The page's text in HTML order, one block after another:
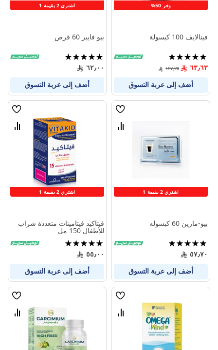
وفر 50%
فيتالايف 100 كبسولة
تقييم:
100%
٦٣٫٦٣ ١٢٧٫٢٥
أضف إلى عربة التسوق
اشتري 2 بقيمة 1
بيو فايبر 60 قرص
تقييم:
100%
٦٢٫٠٠
أضف إلى عربة التسوق
اشتري 2 بقيمة 1
قائمة
قارن
بيو-مارين 60 كبسوله
تقييم:
100%
٥٧٫٧٠
أضف إلى عربة التسوق
اشتري 2 بقيمة 1
قائمة
قارن
فيتاكيد فيتامينات متعددة شراب
للأطفال 150 مل
تقييم:
100%
٥٥٫٠٠
أضف إلى عربة التسوق
قائمة
قارن
قائمة
قارن